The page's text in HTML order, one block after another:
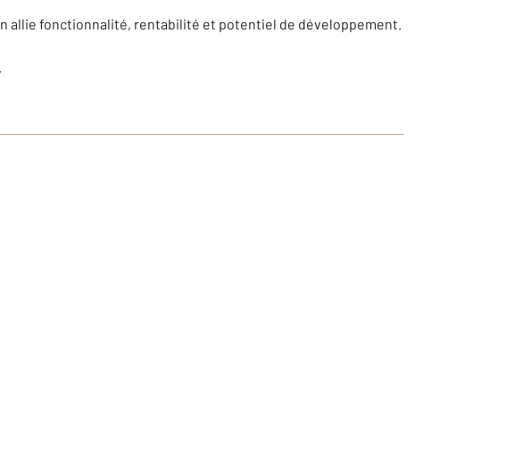
allie fonctionnalité, rentabilité et potentiel de développement.